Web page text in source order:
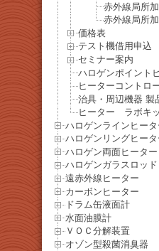
赤外線局所
赤外線局所
価格表
テスト機借用申込
セミナー案内
ハロゲンポイント
ヒーターコントロ
治具・周辺機器 製
ヒーター ラボキ
ハロゲンラインヒータ
ハロゲンリングヒータ
ハロゲン両面ヒーター
ハロゲンガラスロッ
遠赤外線ヒーター
カーボンヒーター
ドラム缶液面計
水面油膜計
ＶＯＣ分解装置
オゾン型殺菌消臭器